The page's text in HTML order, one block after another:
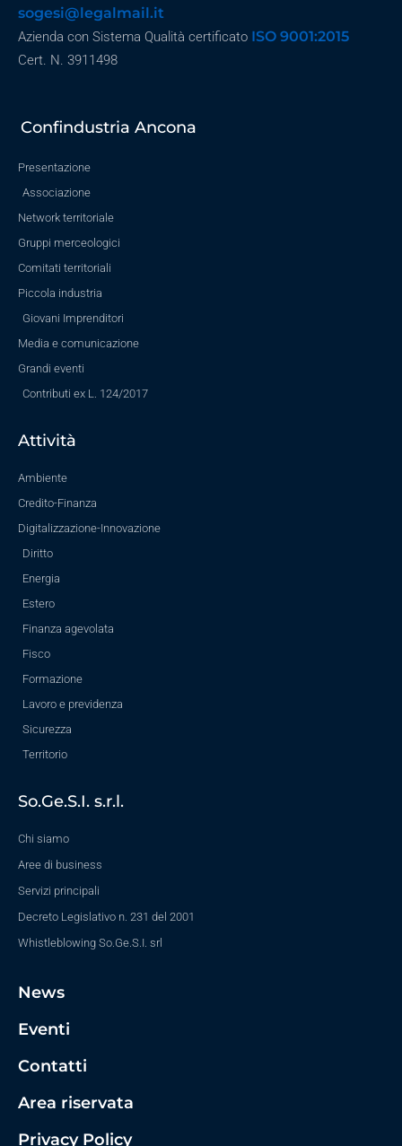
sogesi@legalmail.it
Azienda con Sistema Qualità certificato ISO 9001:2015
Cert. N. 3911498
Confindustria Ancona
Presentazione
Associazione
Network territoriale
Gruppi merceologici
Comitati territoriali
Piccola industria
Giovani Imprenditori
Media e comunicazione
Grandi eventi
Contributi ex L. 124/2017
Attività
Ambiente
Credito-Finanza
Digitalizzazione-Innovazione
Diritto
Energia
Estero
Finanza agevolata
Fisco
Formazione
Lavoro e previdenza
Sicurezza
Territorio
So.Ge.S.I. s.r.l.
Chi siamo
Aree di business
Servizi principali
Decreto Legislativo n. 231 del 2001
Whistleblowing So.Ge.S.I. srl
News
Eventi
Contatti
Area riservata
Privacy Policy